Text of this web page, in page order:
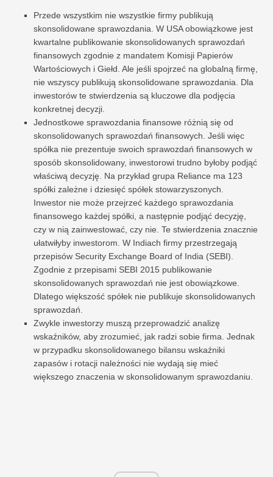
Przede wszystkim nie wszystkie firmy publikują
skonsolidowane sprawozdania. W USA obowiązkowe jest
kwartalne publikowanie skonsolidowanych sprawozdań
finansowych zgodnie z mandatem Komisji Papierów
Wartościowych i Giełd. Ale jeśli spojrzeć na globalną firmę,
nie wszyscy publikują skonsolidowane sprawozdania. Dla
inwestorów te stwierdzenia są kluczowe dla podjęcia
konkretnej decyzji.
Jednostkowe sprawozdania finansowe różnią się od
skonsolidowanych sprawozdań finansowych. Jeśli więc
spółka nie prezentuje swoich sprawozdań finansowych w
sposób skonsolidowany, inwestorowi trudno byłoby podjąć
właściwą decyzję. Na przykład grupa Reliance ma 123
spółki zależne i dziesięć spółek stowarzyszonych.
Inwestor nie może przejrzeć każdego sprawozdania
finansowego każdej spółki, a następnie podjąć decyzję,
czy w nią zainwestować, czy nie. Te stwierdzenia znacznie
ułatwiłyby inwestorom. W Indiach firmy przestrzegają
przepisów Security Exchange Board of India (SEBI).
Zgodnie z przepisami SEBI 2015 publikowanie
skonsolidowanych sprawozdań nie jest obowiązkowe.
Dlatego większość spółek nie publikuje skonsolidowanych
sprawozdań.
Zwykle inwestorzy muszą przeprowadzić analizę
wskaźników, aby zrozumieć, jak radzi sobie firma. Jednak
w przypadku skonsolidowanego bilansu wskaźniki
zapasów i rotacji należności nie wydają się mieć
większego znaczenia w skonsolidowanym sprawozdaniu.